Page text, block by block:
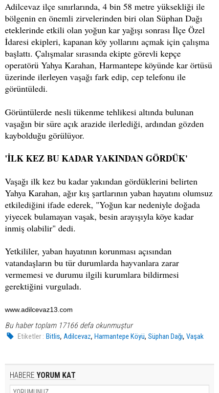
Adilcevaz ilçe sınırlarında, 4 bin 58 metre yüksekliği ile
bölgenin en önemli zirvelerinden biri olan Süphan Dağı
eteklerinde etkili olan yoğun kar yağışı sonrası İlçe Özel
İdaresi ekipleri, kapanan köy yollarını açmak için çalışma
başlattı. Çalışmalar sırasında ekipte görevli kepçe
operatörü Yahya Karahan, Harmantepe köyünde kar örtüsü
üzerinde ilerleyen vaşağı fark edip, cep telefonu ile
görüntüledi.
Görüntülerde nesli tükenme tehlikesi altında bulunan
vaşağın bir süre açık arazide ilerlediği, ardından gözden
kaybolduğu görülüyor.
'İLK KEZ BU KADAR YAKINDAN GÖRDÜK'
Vaşağı ilk kez bu kadar yakından gördüklerini belirten
Yahya Karahan, ağır kış şartlarının yaban hayatını olumsuz
etkilediğini ifade ederek, "Yoğun kar nedeniyle doğada
yiyecek bulamayan vaşak, besin arayışıyla köye kadar
inmiş olabilir" dedi.
Yetkililer, yaban hayatının korunması açısından
vatandaşların bu tür durumlarda hayvanlara zarar
vermemesi ve durumu ilgili kurumlara bildirmesi
gerektiğini vurguladı.
www.adilcevaz13.com
Bu haber toplam 17166 defa okunmuştur
Etiketler : Bitlis,Adilcevaz,Harmantepe Köyü,Süphan Dağı,Vaşak
HABERE YORUM KAT